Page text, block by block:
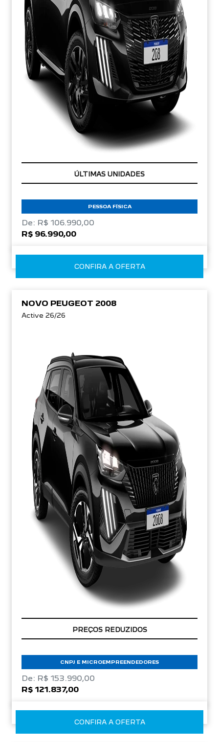
CONDIÇÃO IMPERDÍVEL
PESSOA FÍSICA
De: R$ 106.990,00
R$ 96.990,00
CONFIRA A OFERTA
NOVO PEUGEOT 2008
Active 26/26
CONDIÇÃO IMPERDÍVEL
CNPJ E MICROEMPREENDEDORES
De: R$ 153.990,00
R$ 121.837,00
CONFIRA A OFERTA